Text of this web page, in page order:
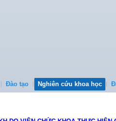
Đào tạo Nghiên cứu khoa học